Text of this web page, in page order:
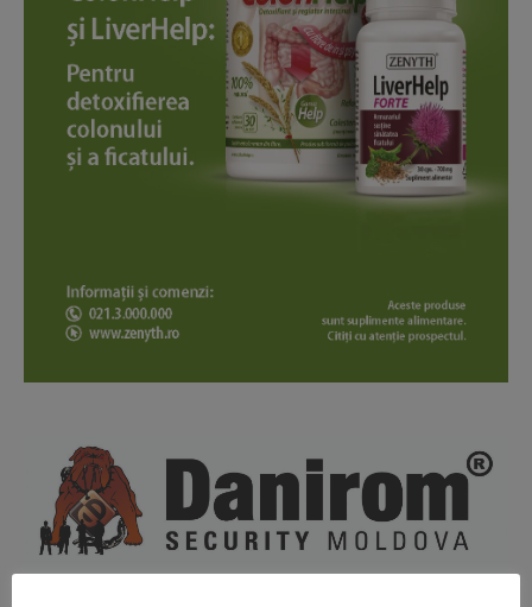
News Week
Magazine PRO